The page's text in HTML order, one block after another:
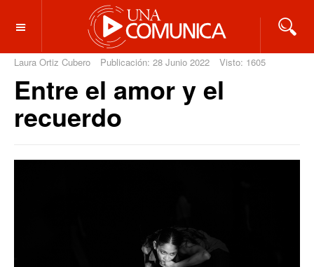
OFF CANVAS
Laura Ortiz Cubero Publicación: 28 Junio 2022 Visto: 1605
Entre el amor y el
recuerdo